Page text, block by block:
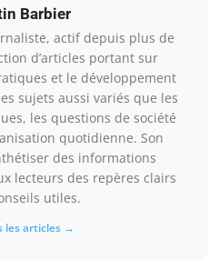
Barbier
actif depuis plus de
d’articles portant sur
et le développement
sujets aussi variés que les
les questions de société
quotidienne. Son
des informations
lecteurs des repères clairs
utiles.
les articles →